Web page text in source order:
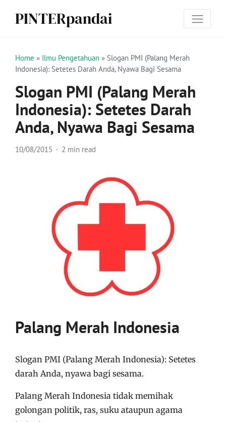
PINTERpandai
Home » Ilmu Pengetahuan » Slogan PMI (Palang Merah
Indonesia): Setetes Darah Anda, Nyawa Bagi Sesama
Slogan PMI (Palang Merah
Indonesia): Setetes Darah
Anda, Nyawa Bagi Sesama
10/08/2015 2 min read
Palang Merah Indonesia
Slogan PMI (Palang Merah Indonesia): Setetes
darah Anda, nyawa bagi sesama.
Palang Merah Indonesia tidak memihak
golongan politik, ras, suku ataupun agama